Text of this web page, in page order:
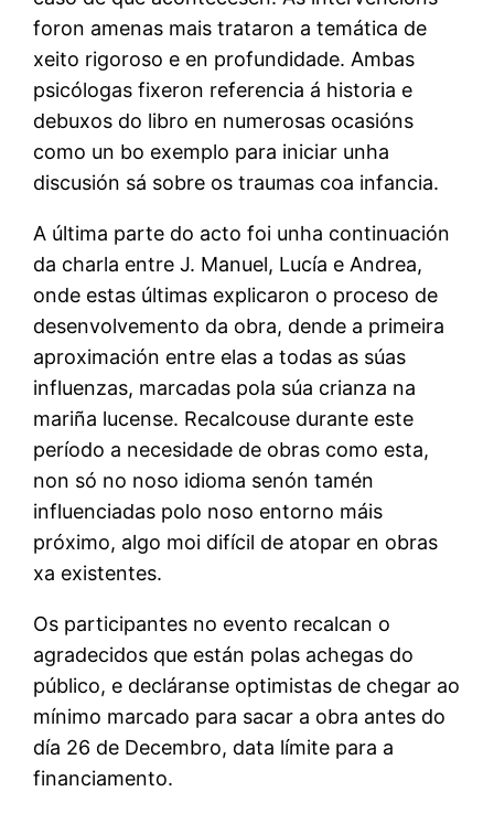
foron amenas mais trataron a temática de
xeito rigoroso e en profundidade. Ambas
psicólogas fixeron referencia á historia e
debuxos do libro en numerosas ocasións
como un bo exemplo para iniciar unha
discusión sá sobre os traumas coa infancia.
A última parte do acto foi unha continuación
da charla entre J. Manuel, Lucía e Andrea,
onde estas últimas explicaron o proceso de
desenvolvemento da obra, dende a primeira
aproximación entre elas a todas as súas
influenzas, marcadas pola súa crianza na
mariña lucense. Recalcouse durante este
período a necesidade de obras como esta,
non só no noso idioma senón tamén
influenciadas polo noso entorno máis
próximo, algo moi difícil de atopar en obras
xa existentes.
Os participantes no evento recalcan o
agradecidos que están polas achegas do
público, e decláranse optimistas de chegar ao
mínimo marcado para sacar a obra antes do
día 26 de Decembro, data límite para a
financiamento.